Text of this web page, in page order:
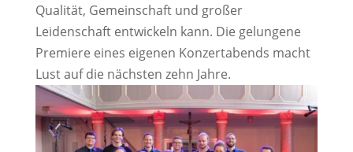
Qualität, Gemeinschaft und großer
Leidenschaft entwickeln kann. Die gelungene
Premiere eines eigenen Konzertabends macht
Lust auf die nächsten zehn Jahre.